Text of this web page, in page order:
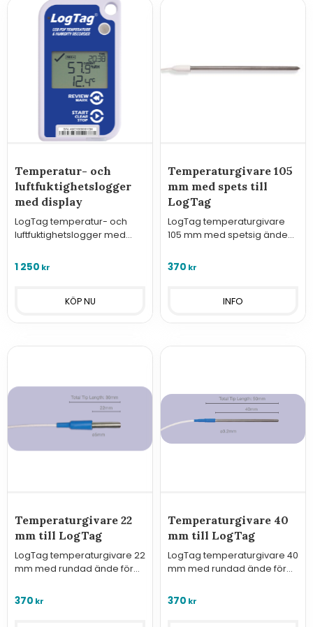
Temperatur- och
luftfuktighetslogger
med display
LogTag temperatur- och
luftfuktighetslogger med
display
1 250 kr
Temperaturgivare 105
mm med spets till
LogTag
LogTag temperaturgivare
105 mm med spetsig ände
TREX-8, TRED30-16R, UTRED-16
370 kr
INFO
Temperaturgivare 22
mm till LogTag
LogTag temperaturgivare 22
mm med rundad ände för
TREX-8, TRED30-16R, UTRED-16
370 kr
Temperaturgivare 40
mm till LogTag
LogTag temperaturgivare 40
mm med rundad ände för
TREX-8, TRED30-16R, UTRED-16
370 kr